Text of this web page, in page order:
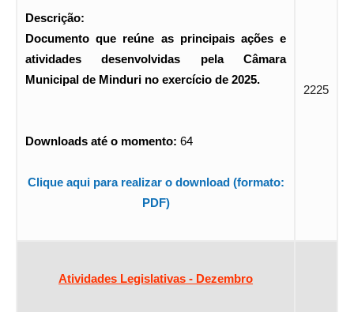
Descrição:
Documento que reúne as principais ações e
atividades desenvolvidas pela Câmara
Municipal de Minduri no exercício de 2025.
Downloads até o momento: 64
Clique aqui para realizar o download (formato:
PDF)
2225
Atividades Legislativas - Dezembro